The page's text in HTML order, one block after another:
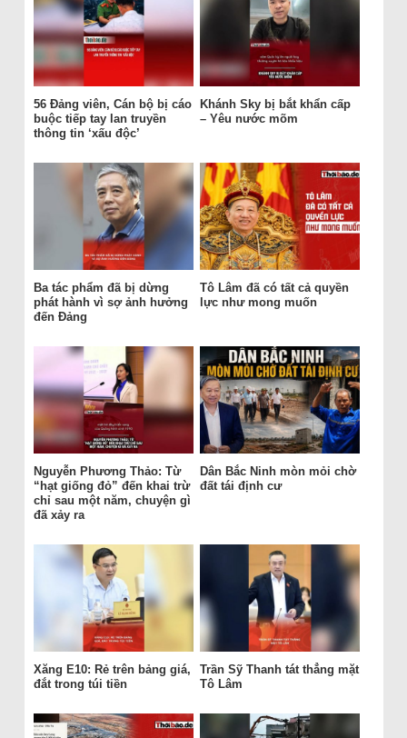
56 Đảng viên, Cán bộ bị cáo
buộc tiếp tay lan truyền
thông tin ‘xấu độc’
Khánh Sky bị bắt khẩn cấp
– Yêu nước mõm
Ba tác phẩm đã bị dừng
phát hành vì sợ ảnh hưởng
đến Đảng
Tô Lâm đã có tất cả quyền
lực như mong muốn
Nguyễn Phương Thảo: Từ
“hạt giống đỏ” đến khai trừ
chỉ sau một năm, chuyện gì
đã xảy ra
Dân Bắc Ninh mòn mỏi chờ
đất tái định cư
Xăng E10: Rẻ trên bảng giá,
đắt trong túi tiền
Trần Sỹ Thanh tát thẳng mặt
Tô Lâm